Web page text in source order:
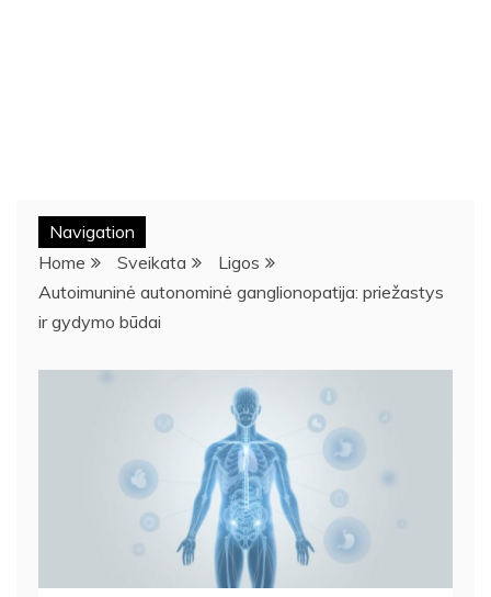
Navigation
Home
Sveikata
Ligos
Autoimuninė autonominė ganglionopatija: priežastys
ir gydymo būdai